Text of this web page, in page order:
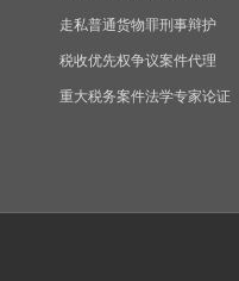
走私普通货物罪刑事辩护
税收优先权争议案件代理
重大税务案件法学专家论证